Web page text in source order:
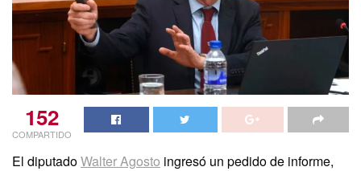
152
COMPARTIDO
El diputadoWalter Agosto ingresó un pedido de informe,